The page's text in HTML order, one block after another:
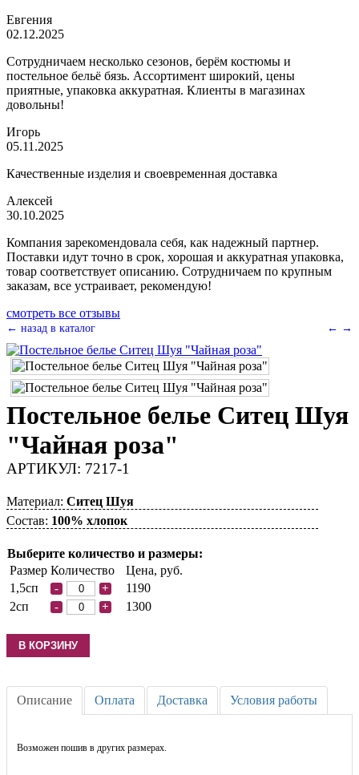
Евгения
02.12.2025
Сотрудничаем несколько сезонов, берём костюмы и
постельное бельё бязь. Ассортимент широкий, цены
приятные, упаковка аккуратная. Клиенты в магазинах
довольны!
Игорь
05.11.2025
Качественные изделия и своевременная доставка
Алексей
30.10.2025
Компания зарекомендовала себя, как надежный партнер.
Поставки идут точно в срок, хорошая и аккуратная упаковка,
товар соответствует описанию. Сотрудничаем по крупным
заказам, все устраивает, рекомендую!
смотреть все отзывы
← →
← назад в каталог
Постельное белье Ситец Шуя
"Чайная роза"
АРТИКУЛ: 7217-1
Материал: Ситец Шуя
Состав: 100% хлопок
Выберите количество и размеры:
Размер Количество
Цена, руб.
1,5сп
- +
1190
2сп
- + 1300
Описание Оплата Доставка Условия работы
Возможен пошив в других размерах.